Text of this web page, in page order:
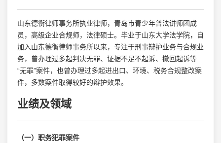
山东德衡律师事务所执业律师，青岛市青少年普法讲师团成
员，高级企业合规师，法律硕士。毕业于山东大学法学院，自
加入山东德衡律师事务所以来，专注于刑事辩护业务与合规业
务，曾办理过多起判决无罪、证据不足不起诉、撤回起诉等
“无罪”案件，也曾办理过多起进出口、环境、税务合规整改案
件，多数案件取得较好的辩护效果。
业绩及领域
（一）职务犯罪案件